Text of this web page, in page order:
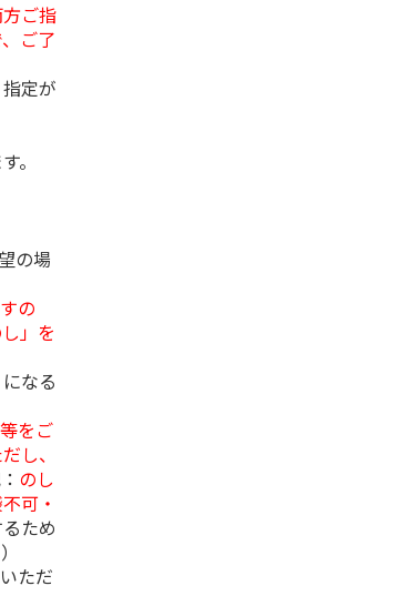
ご指
ご了
定が
。
の場
の
」を
なる
をご
し、
のし
可・
ため
ただ